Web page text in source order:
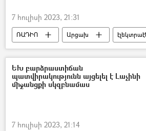
7 հուլիսի 2023, 21:31
ՌԱԴԻՈ Արցախ
Հայաստանի էլեկտրական ցանցեր (ՀԷՑ)
Սարսանգի ջրամբար
պոդկաստ
ԵԽ բարձրաստիճան
պատվիրակությունն այցելել է Լաչինի
միջանցքի սկզբնամաս
7 հուլիսի 2023, 21:14